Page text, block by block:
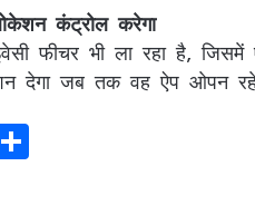
कंट्रोल करेगा
फीचर भी ला रहा है,
देगा जब तक वह ऐप ओपन